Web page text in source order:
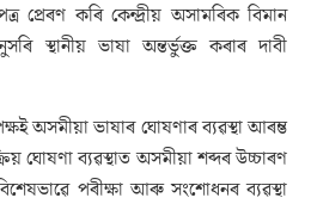
প্ৰেৰণ কৰি কেন্দ্ৰীয় অসামৰিক বিমান
স্থানীয় ভাষা অন্তৰ্ভুক্ত কৰাৰ দাবী
অসমীয়া ভাষাৰ ঘোষণাৰ ব্যৱস্থা আৰম্ভ
ঘোষণা ব্যৱস্থাত অসমীয়া শব্দৰ উচ্চাৰণ
পৰীক্ষা আৰু সংশোধনৰ ব্যৱস্থা